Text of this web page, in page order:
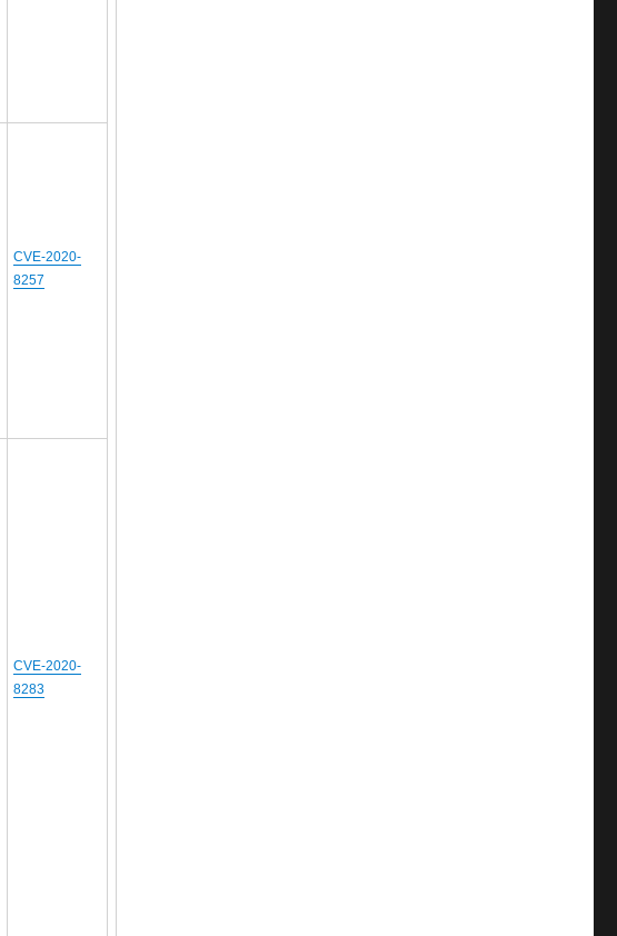
CVE-2020-
8257
CVE-2020-
8283